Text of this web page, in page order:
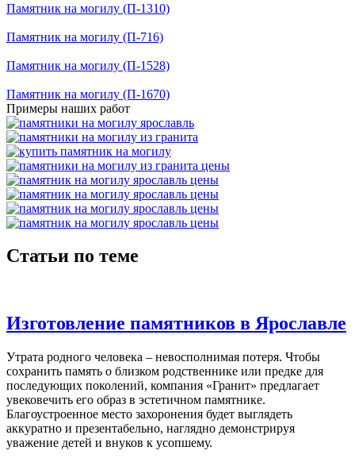
Памятник на могилу (П-1310)
Памятник на могилу (П-716)
Памятник на могилу (П-1528)
Памятник на могилу (П-1670)
Примеры наших работ
Статьи по теме
Изготовление памятников в Ярославле
Утрата родного человека – невосполнимая потеря. Чтобы
сохранить память о близком родственнике или предке для
последующих поколений, компания «Гранит» предлагает
увековечить его образ в эстетичном памятнике.
Благоустроенное место захоронения будет выглядеть
аккуратно и презентабельно, наглядно демонстрируя
уважение детей и внуков к усопшему.